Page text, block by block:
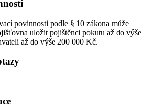
povinnosti podle § 10 zákona může
uložit pojištěnci pokutu až do výše
až do výše 200 000 Kč.